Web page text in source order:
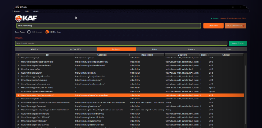
🎉 İşlem Devam Ediyor
Sistem arka planda çalışırken, siz oyun
oynayabilirsiniz. (Yön Tuşları: Hareket | Boşluk:
Zıpla | X: Jetpack)
İlk tarama, site boyutuna göre birkaç dakika sürebilir.